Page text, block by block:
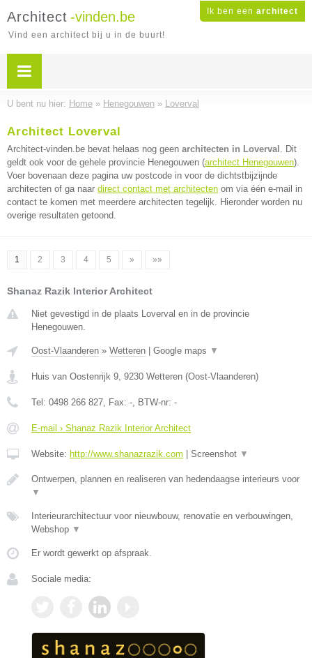
Ik ben een architect
Architect -vinden.be
Vind een architect bij u in de buurt!
U bent nu hier: Home » Henegouwen » Loverval
Architect Loverval
Architect-vinden.be bevat helaas nog geen architecten in Loverval . Dit
geldt ook voor de gehele provincie Henegouwen (architect Henegouwen).
Voer bovenaan deze pagina uw postcode in voor de dichtstbijzijnde
architecten of ga naar direct contact met architecten om via één e-mail in
contact te komen met meerdere architecten tegelijk. Hieronder worden nu
overige resultaten getoond.
1 2 3 4 5 » »»
Shanaz Razik Interior Architect
Niet gevestigd in de plaats Loverval en in de provincie
Henegouwen.
Oost-Vlaanderen » Wetteren Google maps ▼
Huis van Oostenrijk 9, 9230 Wetteren (Oost-Vlaanderen)
Tel: 0498 266 827, Fax: -, BTW-nr: -
E-mail › Shanaz Razik Interior Architect
Website: http://www.shanazrazik.com Screenshot ▼
Ontwerpen, plannen en realiseren van hedendaagse interieurs voor
▼
Interieurarchitectuur voor nieuwbouw, renovatie en verbouwingen,
Webshop ▼
Er wordt gewerkt op afspraak.
Sociale media: